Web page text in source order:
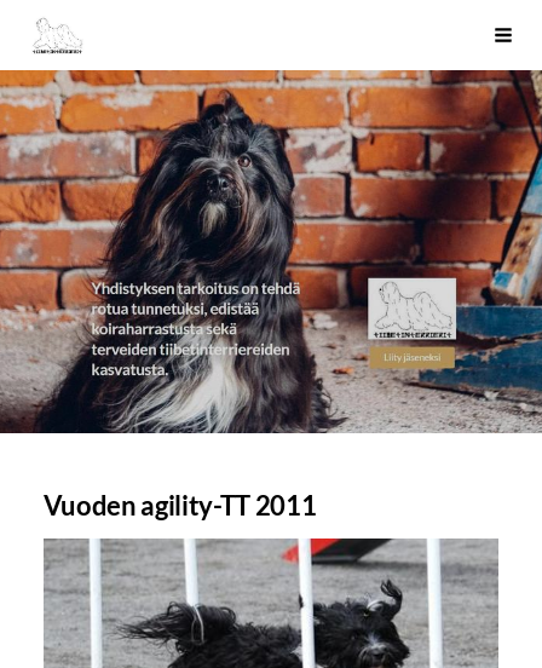
Siirry
sivun
sisältöön
Tiibetinterrierit ry
Vuoden agility-TT 2011